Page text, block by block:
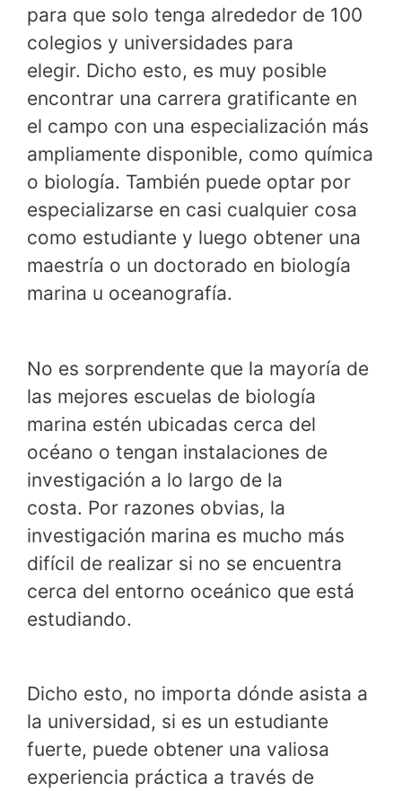
para que solo tenga alrededor de 100
colegios y universidades para
elegir. Dicho esto, es muy posible
encontrar una carrera gratificante en
el campo con una especialización más
ampliamente disponible, como química
o biología. También puede optar por
especializarse en casi cualquier cosa
como estudiante y luego obtener una
maestría o un doctorado en biología
marina u oceanografía.
No es sorprendente que la mayoría de
las mejores escuelas de biología
marina estén ubicadas cerca del
océano o tengan instalaciones de
investigación a lo largo de la
costa. Por razones obvias, la
investigación marina es mucho más
difícil de realizar si no se encuentra
cerca del entorno oceánico que está
estudiando.
Dicho esto, no importa dónde asista a
la universidad, si es un estudiante
fuerte, puede obtener una valiosa
experiencia práctica a través de